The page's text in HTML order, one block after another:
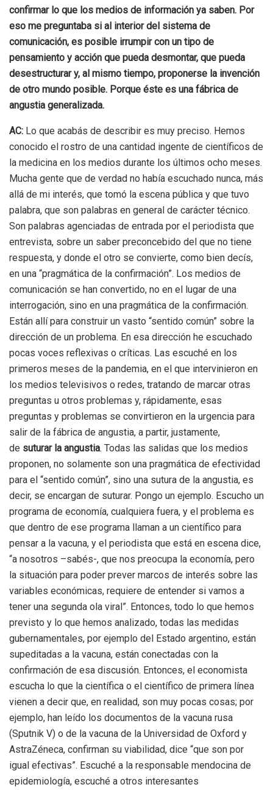
confirmar lo que los medios de información ya saben. Por
eso me preguntaba si al interior del sistema de
comunicación, es posible irrumpir con un tipo de
pensamiento y acción que pueda desmontar, que pueda
desestructurar y, al mismo tiempo, proponerse la invención
de otro mundo posible. Porque éste es una fábrica de
angustia generalizada.
AC: Lo que acabás de describir es muy preciso. Hemos
conocido el rostro de una cantidad ingente de científicos de
la medicina en los medios durante los últimos ocho meses.
Mucha gente que de verdad no había escuchado nunca, más
allá de mi interés, que tomó la escena pública y que tuvo
palabra, que son palabras en general de carácter técnico.
Son palabras agenciadas de entrada por el periodista que
entrevista, sobre un saber preconcebido del que no tiene
respuesta, y donde el otro se convierte, como bien decís,
en una “pragmática de la confirmación”. Los medios de
comunicación se han convertido, no en el lugar de una
interrogación, sino en una pragmática de la confirmación.
Están allí para construir un vasto “sentido común” sobre la
dirección de un problema. En esa dirección he escuchado
pocas voces reflexivas o críticas. Las escuché en los
primeros meses de la pandemia, en el que intervinieron en
los medios televisivos o redes, tratando de marcar otras
preguntas u otros problemas y, rápidamente, esas
preguntas y problemas se convirtieron en la urgencia para
salir de la fábrica de angustia, a partir, justamente,
de suturar la angustia. Todas las salidas que los medios
proponen, no solamente son una pragmática de efectividad
para el “sentido común”, sino una sutura de la angustia, es
decir, se encargan de suturar. Pongo un ejemplo. Escucho un
programa de economía, cualquiera fuera, y el problema es
que dentro de ese programa llaman a un científico para
pensar a la vacuna, y el periodista que está en escena dice,
“a nosotros –sabés-, que nos preocupa la economía, pero
la situación para poder prever marcos de interés sobre las
variables económicas, requiere de entender si vamos a
tener una segunda ola viral”. Entonces, todo lo que hemos
previsto y lo que hemos analizado, todas las medidas
gubernamentales, por ejemplo del Estado argentino, están
supeditadas a la vacuna, están conectadas con la
confirmación de esa discusión. Entonces, el economista
escucha lo que la científica o el científico de primera línea
vienen a decir que, en realidad, son muy pocas cosas; por
ejemplo, han leído los documentos de la vacuna rusa
(Sputnik V) o de la vacuna de la Universidad de Oxford y
AstraZéneca, confirman su viabilidad, dice “que son por
igual efectivas”. Escuché a la responsable mendocina de
epidemiología, escuché a otros interesantes